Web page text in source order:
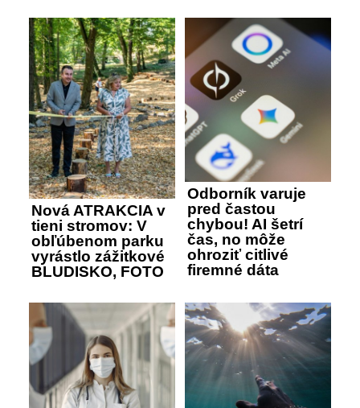
Nová ATRAKCIA v
tieni stromov: V
obľúbenom parku
vyrástlo zážitkové
BLUDISKO, FOTO
Odborník varuje
pred častou
chybou! AI šetrí
čas, no môže
ohroziť citlivé
firemné dáta